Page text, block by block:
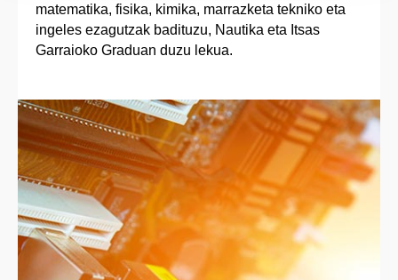
matematika, fisika, kimika, marrazketa tekniko eta
ingeles ezagutzak badituzu, Nautika eta Itsas
Garraioko Graduan duzu lekua.